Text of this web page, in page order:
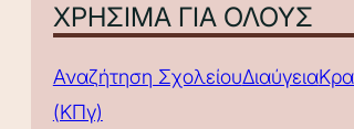
ΧΡΗΣΙΜΑ ΓΙΑ ΟΛΟΥΣ
Αναζήτηση ΣχολείουΔιαύγεια
(ΚΠγ)